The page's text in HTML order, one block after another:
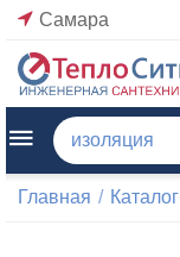
Самара
Главная / Каталог